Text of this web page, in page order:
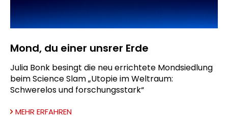
Mond, du einer unsrer Erde
Julia Bonk besingt die neu errichtete Mondsiedlung
beim Science Slam „Utopie im Weltraum:
Schwerelos und forschungsstark“
MEHR ERFAHREN